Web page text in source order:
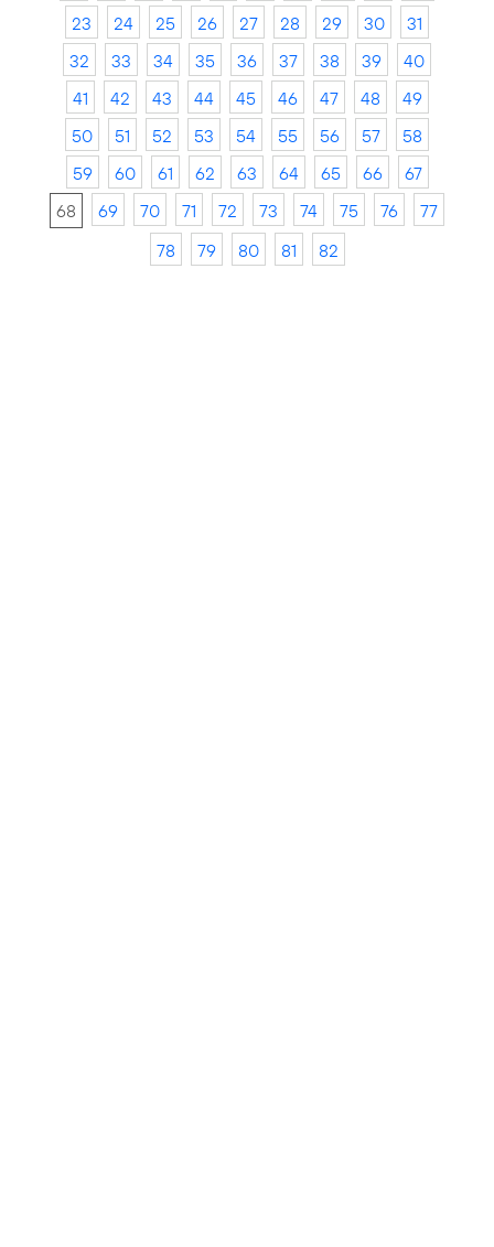
23
24 25 26 27 28 29 30
31
32
33 34 35 36 37 38 39
40
41
42 43 44 45 46 47 48
49
50
51 52 53 54 55 56 57
58
59
60 61 62 63 64 65 66
67
68
69 70 71 72 73 74 75 76
77
78
79 80 81 82